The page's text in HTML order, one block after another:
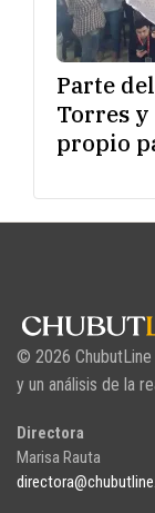
Parte
Torres y
propio
© 2026
y un análisis de la
Directora
Marisa Rauta